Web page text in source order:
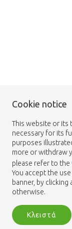
Cookie notice
This website or its
necessary for its
purposes
more or withdraw
please refer to the
You accept the
banner, by
otherwise.
Κλειστά